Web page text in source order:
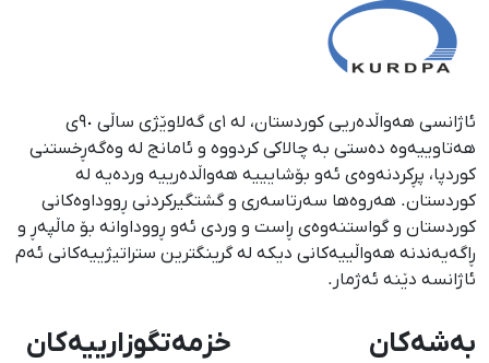
ئاژانسی هەواڵدەریی کوردستان، لە ١ی گەلاوێژی ساڵی ٩٠ی
هەتاوییەوە دەستی بە چالاکی کردووە و ئامانج لە وەگەڕخستنی
كوردپا، پڕكردنەوەی ئەو بۆشایییە هەواڵدەرییە وردەیە لە
كوردستان. هەروەها سەرتاسەری و گشتگیركردنی ڕووداوەكانی
كوردستان و گواستنەوەی ڕاست و وردی ئەو ڕووداوانە بۆ ماڵپەڕ و
ڕاگەیەندنە هەواڵییەكانی دیكە لە گرینگترین ستراتیژییەكانی ئەم
ئاژانسە دێنە ئەژمار.
بەشەکان خزمەتگوزارییەکان